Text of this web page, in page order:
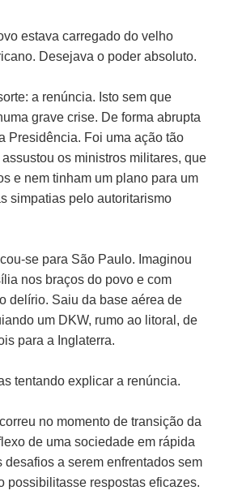
estava carregado do velho
Desejava o poder absoluto.
a renúncia. Isto sem que
grave crise. De forma abrupta
Presidência. Foi uma ação tão
os ministros militares, que
e nem tinham um plano para um
simpatias pelo autoritarismo
se para São Paulo. Imaginou
nos braços do povo e com
delírio. Saiu da base aérea de
um DKW, rumo ao litoral, de
para a Inglaterra.
tentando explicar a renúncia.
no momento de transição da
de uma sociedade em rápida
desafios a serem enfrentados sem
possibilitasse respostas eficazes.